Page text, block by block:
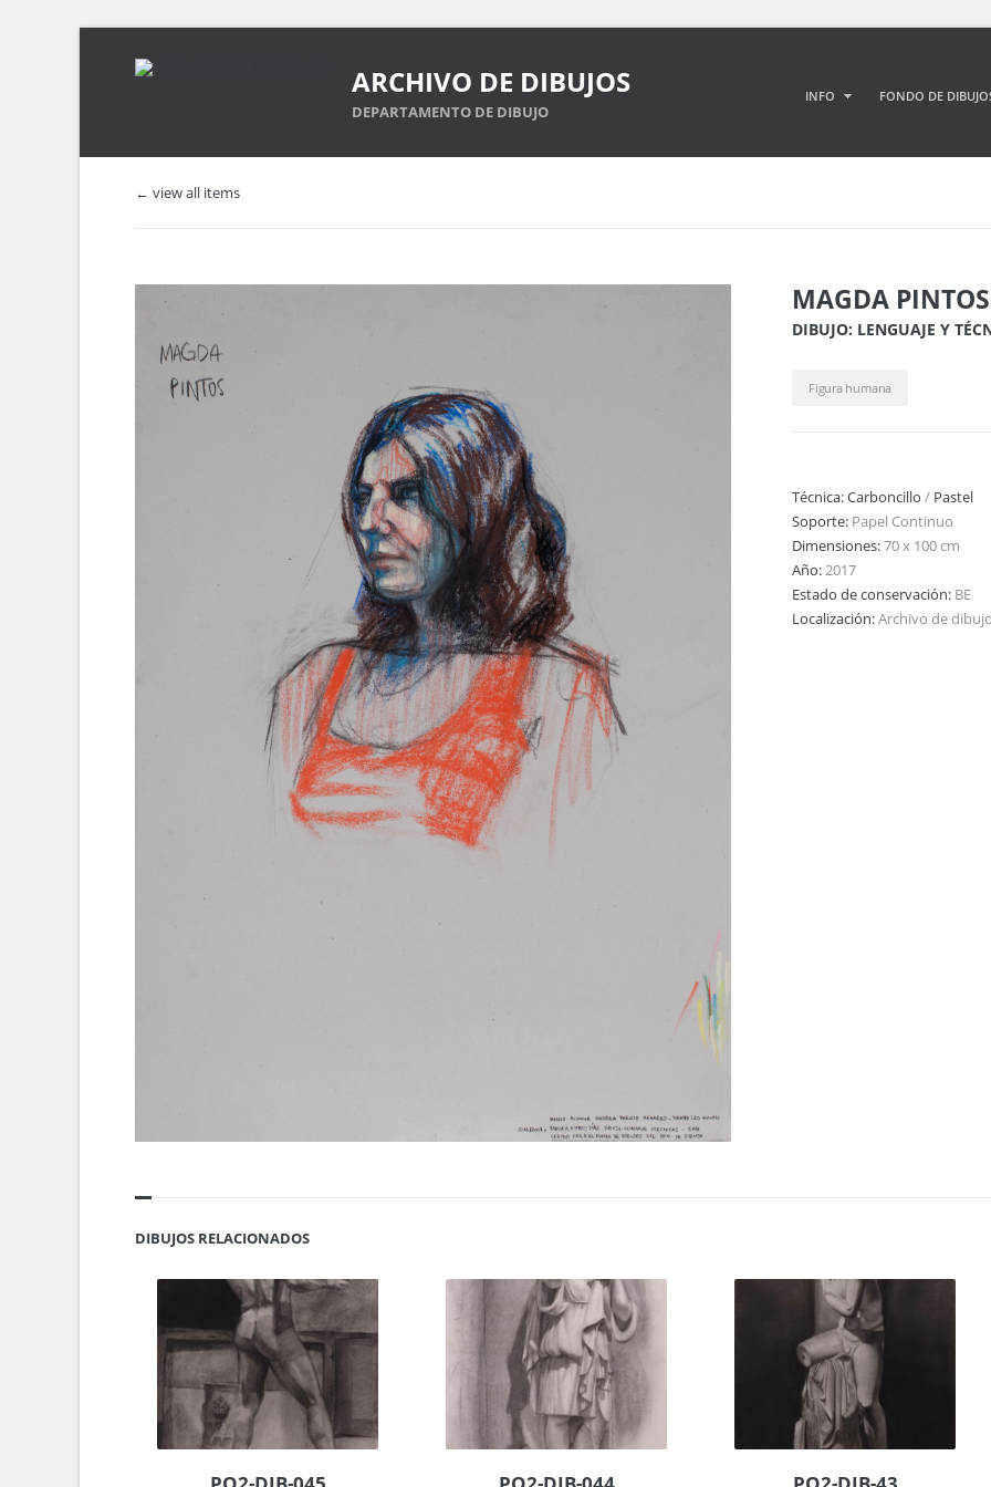
ARCHIVO DE DIBUJOS
DEPARTAMENTO DE DIBUJO
INFO FONDO DE
← view all items
MAGDA
DIBUJO: LENGUAJE Y
Figura humana
Técnica:Carboncillo / Pastel
Soporte: Papel Continuo
Dimensiones:70 x 100 cm
Año:2017
Estado de conservación: BE
Localización:Archivo de
DIBUJOS RELACIONADOS